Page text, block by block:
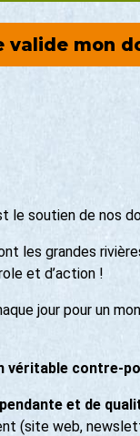
valide mon
le soutien de nos
les grandes
et d’action !
jour pour un
véritable contre-
et de
(site web,